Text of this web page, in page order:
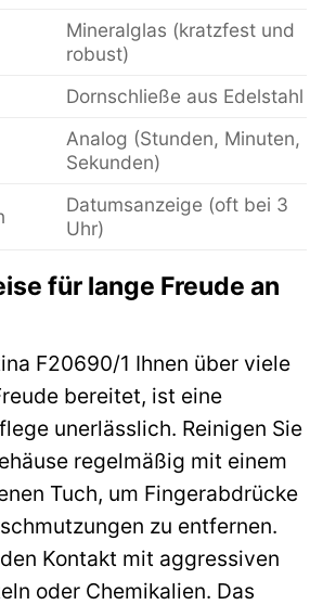
Mineralglas (kratzfest und
robust)
Dornschließe aus Edelstahl
Analog (Stunden, Minuten,
Sekunden)
Datumsanzeige (oft bei 3
Uhr)
für lange Freude an
F20690/1 Ihnen über viele
bereitet, ist eine
unerlässlich. Reinigen Sie
regelmäßig mit einem
Tuch, um Fingerabdrücke
zu entfernen.
Kontakt mit aggressiven
oder Chemikalien. Das